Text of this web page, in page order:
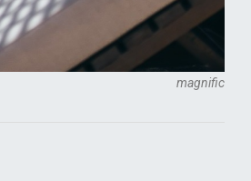
magnific